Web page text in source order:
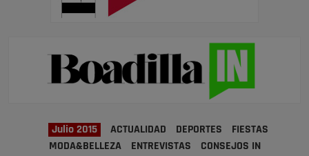
Julio 2015 ACTUALIDAD DEPORTES
FIESTAS
MODA&BELLEZA
ENTREVISTAS CONSEJOS IN